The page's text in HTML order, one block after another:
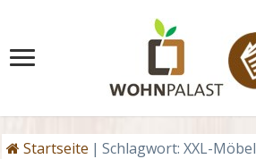
Startseite | Schlagwort:XXL-Möbel